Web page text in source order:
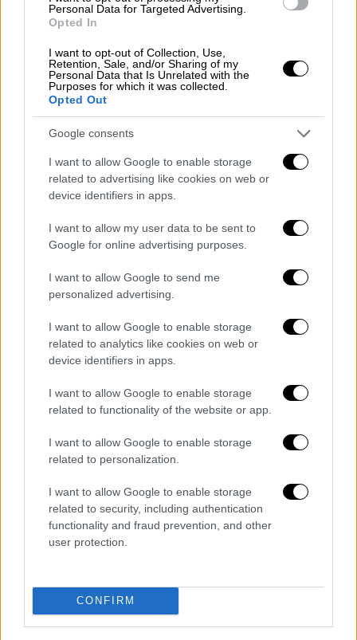
Personal Data for Targeted Advertising.
Opted In
I want to opt-out of Collection, Use,
Retention, Sale, and/or Sharing of my
Personal Data that Is Unrelated with the
Purposes for which it was collected.
Opted Out
Google consents
I want to allow Google to enable storage
related to advertising like cookies on web or
device identifiers in apps.
I want to allow my user data to be sent to
Google for online advertising purposes.
I want to allow Google to send me
personalized advertising.
I want to allow Google to enable storage
related to analytics like cookies on web or
device identifiers in apps.
I want to allow Google to enable storage
related to functionality of the website or app.
I want to allow Google to enable storage
related to personalization.
I want to allow Google to enable storage
related to security, including authentication
functionality and fraud prevention, and other
user protection.
CONFIRM
Πολιτική|06.11.2020 00:35
Πάτρα: Βόμβα μολότοφ στο αυτοκίνητο
του βουλευτή της ΝΔ Ιάσονα Φωτήλα
Οι δράστες έσπασαν το τζάμι του
εύφλεκτο υλικό
Απόψεις|20.03.2019 15:03
Οι προχωρηµένες απόψεις του Ιάσονα
από δύο χρονάκια
ΑΛΛΑ #TAGS